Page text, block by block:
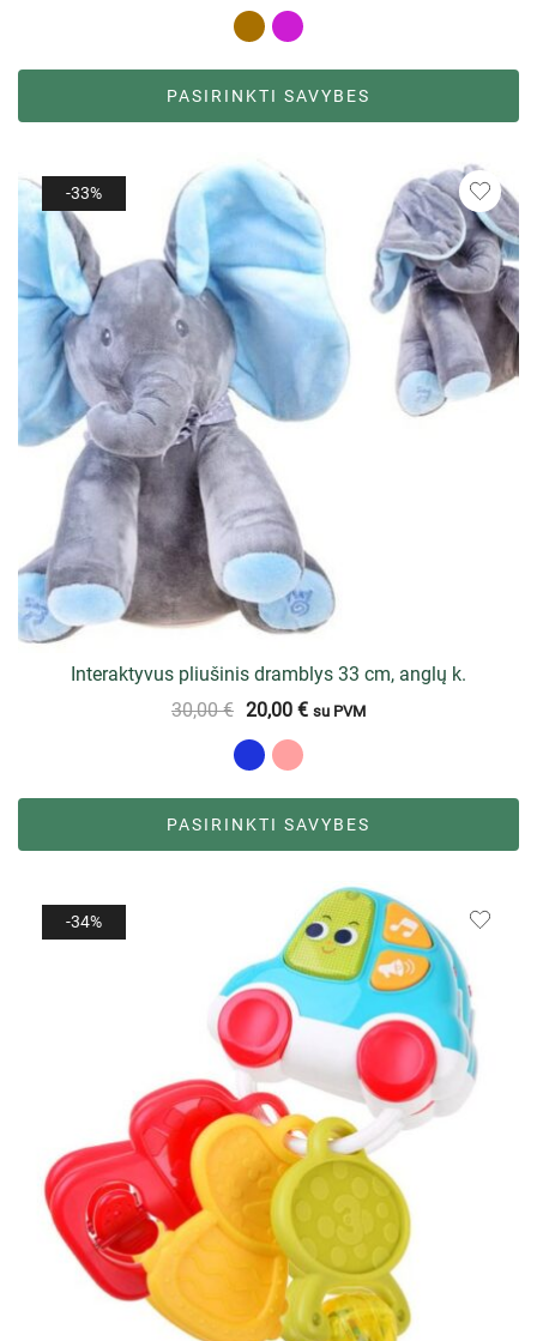
PASIRINKTI SAVYBES
-33%
Interaktyvus pliušinis dramblys 33 cm, anglų k.
30,00€ 20,00 € su PVM
PASIRINKTI SAVYBES
-34%